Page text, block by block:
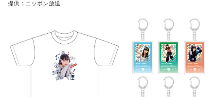
【8位】双子座（ふたご座）
心の奥にしまっていたものが浮かび上がりやすい日。過去の
人間関係や手放したはずの気持ちが顔を出すかもしれません
が、無理に蓋をしなくて大丈夫。今の自分として受け止め直
すことで、気持ちが軽くなりそうです。お寺に足を運ぶと心
「党としては賛成していませんよ、という、におい
がプンプンする発言でしたね。政府で財源のことは手当をし
てくださいね、ということですよね。でも財源についてはま
だきちんとしたものは出ていません」
「租税特別措置や補助金の見直しをして、という感じが
提供：ニッポン放送